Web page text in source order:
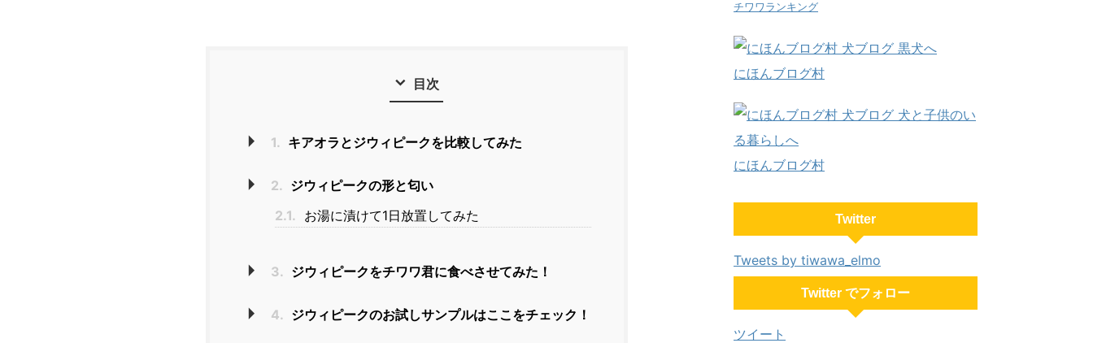
目次
1. キアオラとジウィピークを比較してみた
2. ジウィピークの形と匂い
2.1. お湯に漬けて1日放置してみた
3. ジウィピークをチワワ君に食べさせてみた！
4. ジウィピークのお試しサンプルはここをチェック！
チワワランキング
にほんブログ村
にほんブログ村
Twitter
Tweets by tiwawa_elmo
Twitter でフォロー
ツイート